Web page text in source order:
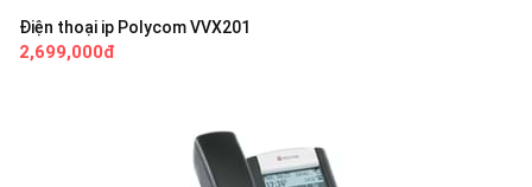
Điện thoại ip Polycom VVX201
2,699,000đ